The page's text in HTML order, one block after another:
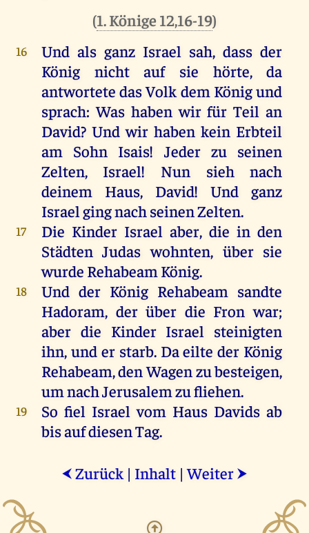
(1. Könige 12,16-19)
16 Und als ganz Israel sah, dassder
König
nicht auf sie hörte,da
antwortete dasVolk dem Königund
sprach:Was haben wir für Teil an
David? Und wir haben kein Erbteil
am Sohn Isais! Jeder zu seinen
Zelten, Israel! Nun sieh
nach
deinem
Haus, David!Und
ganz
IsraelgingnachseinenZelten.
17 Die Kinder Israel aber,die in den
StädtenJudaswohnten, über sie
wurde Rehabeam König.
18 Und der König Rehabeam sandte
Hadoram, der über die Fronwar;
aber die Kinder Israel steinigten
ihn, und er starb. Da eilte der König
Rehabeam,denWagenzubesteigen,
umnachJerusalemzufliehen.
19 So fiel Israel vom Haus Davids ab
bisaufdiesenTag.
⮜ Zurück | Inhalt |Weiter ⮞